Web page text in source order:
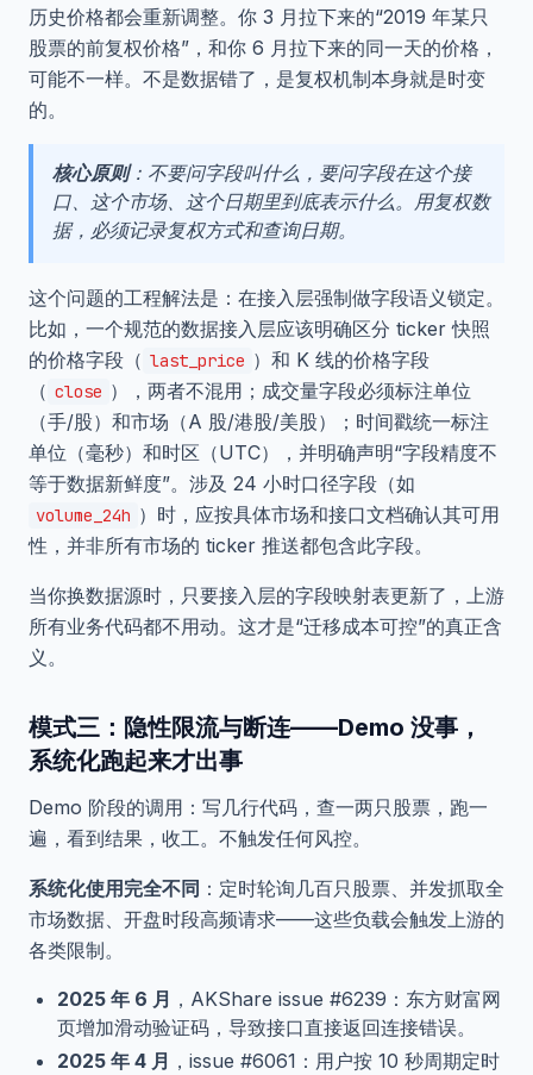
历史价格都会重新调整。你 3 月拉下来的“2019 年某只
股票的前复权价格”，和你 6 月拉下来的同一天的价格，
可能不一样。不是数据错了，是复权机制本身就是时变
的。
核心原则：不要问字段叫什么，要问字段在这个接
口、这个市场、这个日期里到底表示什么。用复权数
据，必须记录复权方式和查询日期。
这个问题的工程解法是：在接入层强制做字段语义锁定。
比如，一个规范的数据接入层应该明确区分 ticker 快照
的价格字段（ last_price ）和 K 线的价格字段
（ close ），两者不混用；成交量字段必须标注单位
（手/股）和市场（A 股/港股/美股）；时间戳统一标注
单位（毫秒）和时区（UTC），并明确声明“字段精度不
等于数据新鲜度”。涉及 24 小时口径字段（如
volume_24h ）时，应按具体市场和接口文档确认其可用
性，并非所有市场的 ticker 推送都包含此字段。
当你换数据源时，只要接入层的字段映射表更新了，上游
所有业务代码都不用动。这才是“迁移成本可控”的真正含
义。
模式三：隐性限流与断连——Demo 没事，
系统化跑起来才出事
Demo 阶段的调用：写几行代码，查一两只股票，跑一
遍，看到结果，收工。不触发任何风控。
系统化使用完全不同 ：定时轮询几百只股票、并发抓取全
市场数据、开盘时段高频请求——这些负载会触发上游的
各类限制。
2025 年 6 月 ，AKShare issue #6239：东方财富网
页增加滑动验证码，导致接口直接返回连接错误。
2025 年 4 月 ，issue #6061：用户按 10 秒周期定时